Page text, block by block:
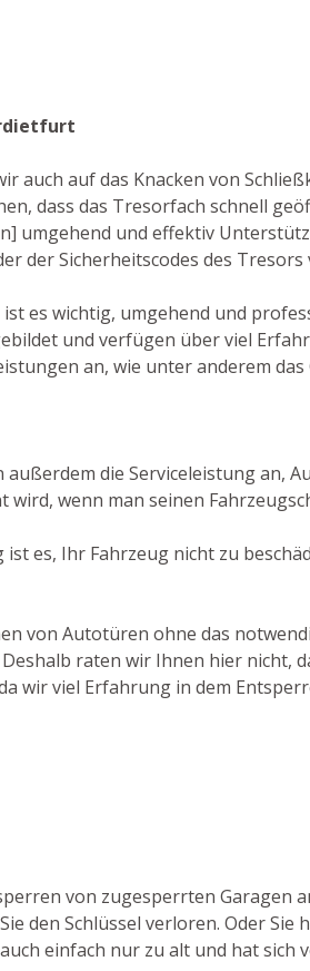
auch auf das Knacken von
dass das Tresorfach schnell
umgehend und effektiv
der Sicherheitscodes des Tresors
es wichtig, umgehend und
und verfügen über viel
an, wie unter anderem das
die Serviceleistung an,
wenn man seinen
es, Ihr Fahrzeug nicht zu
von Autotüren ohne das
raten wir Ihnen hier nicht,
wir viel Erfahrung in dem
von zugesperrten Garagen
den Schlüssel verloren. Oder
einfach nur zu alt und hat sich